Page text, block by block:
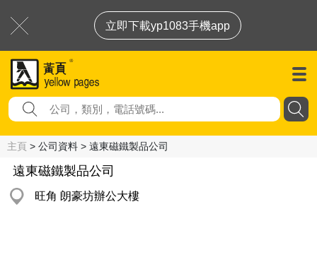
立即下載yp1083手機app
主頁 > 公司資料 > 遠東磁鐵製品公司
遠東磁鐵製品公司
旺角 朗豪坊辦公大樓